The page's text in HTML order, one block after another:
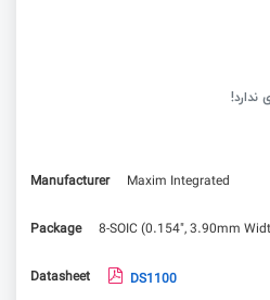
Manufacturer
Maxim Integrated
Package 8-SOIC (0.154", 3.90mm
Datasheet DS1100